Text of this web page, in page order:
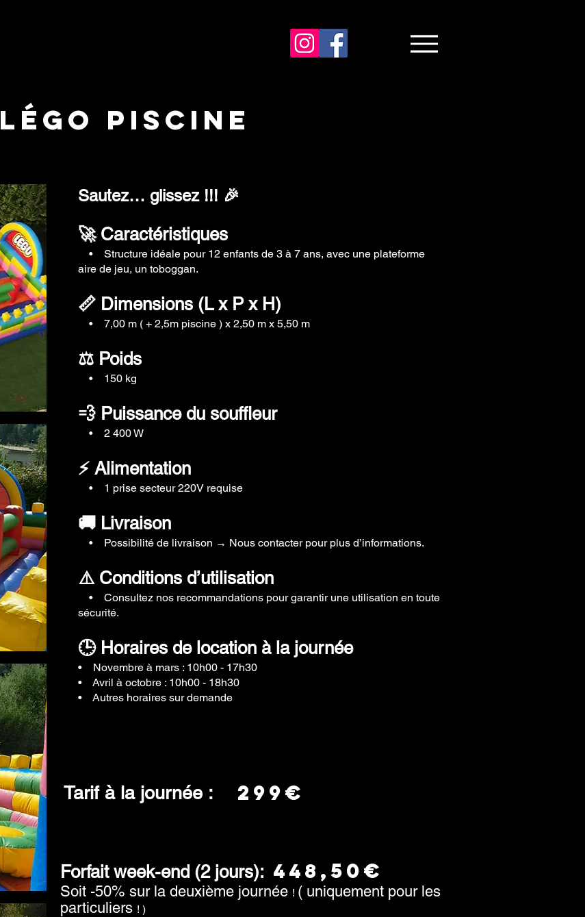
légo piscine
Sautez… glissez !!! 🎉
🚀 Caractéristiques
• Structure idéale pour 12 enfants de 3 à 7 ans, avec une plateforme
aire de jeu, un toboggan.
📏 Dimensions (L x P x H)
• 7,00 m ( + 2,5m piscine ) x 2,50 m x 5,50 m
⚖️ Poids
• 150 kg
💨 Puissance du souffleur
• 2 400 W
⚡ Alimentation
• 1 prise secteur 220V requise
🚚 Livraison
• Possibilité de livraison → Nous contacter pour plus d’informations.
⚠️ Conditions d’utilisation
• Consultez nos recommandations pour garantir une utilisation en toute
sécurité.
🕒 Horaires de location à la journée
• Novembre à mars : 10h00 - 17h30
• Avril à octobre : 10h00 - 18h30
• Autres horaires sur demande
Tarif à la journée : 299€
Forfait week-end (2 jours): 448 ,50€
Soit -50% sur la deuxième journée ! ( uniquement pour les
particuliers ! )